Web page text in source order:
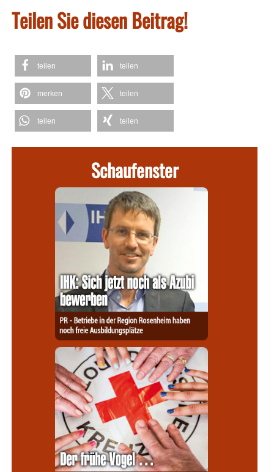
Teilen Sie diesen Beitrag!
teilen teilen
merken teilen
teilen teilen
Schaufenster